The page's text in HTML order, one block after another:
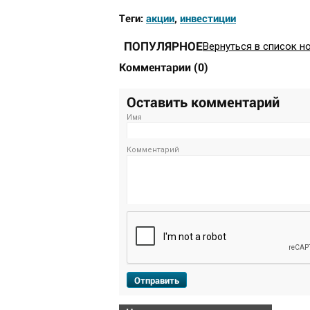
Теги: акции, инвестиции
ПОПУЛЯРНОЕВернуться в список
Комментарии (0)
Оставить комментарий
Имя
Комментарий
Отправить